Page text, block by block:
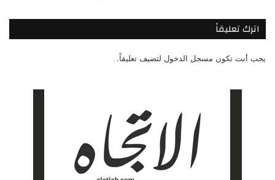
اترك تعليقاً
يجب أنت تكون مسجل الدخول لتضيف تعليقاً.